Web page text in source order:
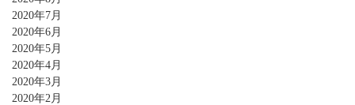
2020年7月
2020年6月
2020年5月
2020年4月
2020年3月
2020年2月